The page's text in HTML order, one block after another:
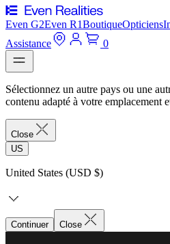
Even G2Even R1BoutiqueOpticiens
Assistance
0
Sélectionnez un autre pays ou une
contenu adapté à votre emplacement
Close
US
United States (USD $)
Continuer Close